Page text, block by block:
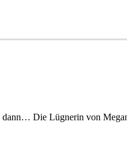
Die Lügnerin von